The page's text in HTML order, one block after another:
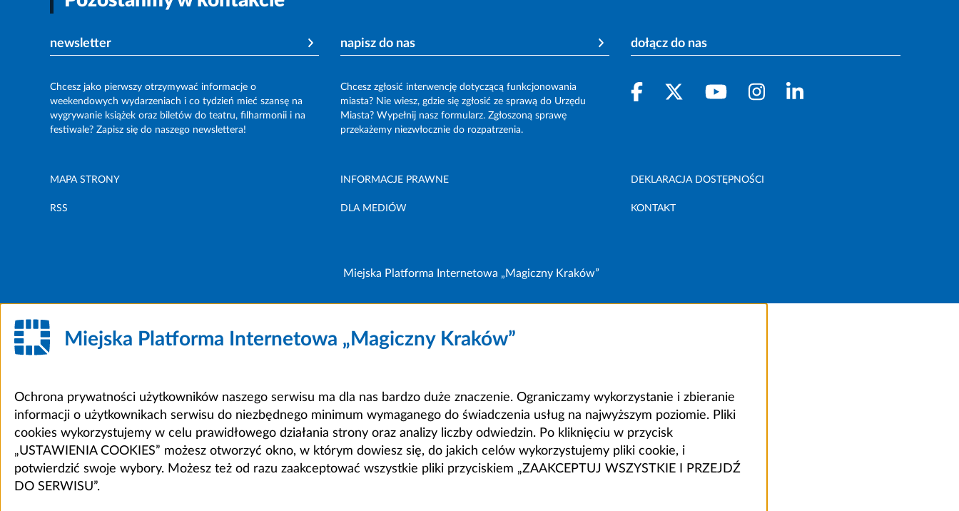
newsletter
Chcesz jako pierwszy otrzymywać informacje o
weekendowych wydarzeniach i co tydzień mieć szansę na
wygrywanie książek oraz biletów do teatru, filharmonii i na
festiwale? Zapisz się do naszego newslettera!
napisz do nas
Chcesz zgłosić interwencję dotyczącą funkcjonowania
miasta? Nie wiesz, gdzie się zgłosić ze sprawą do Urzędu
Miasta? Wypełnij nasz formularz. Zgłoszoną sprawę
przekażemy niezwłocznie do rozpatrzenia.
dołącz do nas
MAPA STRONY INFORMACJE PRAWNE DEKLARACJA DOSTĘPNOŚCI
RSS DLA MEDIÓW KONTAKT
Miejska Platforma Internetowa „Magiczny Kraków”
Miejska Platforma Internetowa „Magiczny Kraków”
Ochrona prywatności użytkowników naszego serwisu ma dla nas bardzo duże znaczenie. Ograniczamy wykorzystanie i zbieranie
informacji o użytkownikach serwisu do niezbędnego minimum wymaganego do świadczenia usług na najwyższym poziomie. Pliki
cookies wykorzystujemy w celu prawidłowego działania strony oraz analizy liczby odwiedzin. Po kliknięciu w przycisk
„USTAWIENIA COOKIES” możesz otworzyć okno, w którym dowiesz się, do jakich celów wykorzystujemy pliki cookie, i
potwierdzić swoje wybory. Możesz też od razu zaakceptować wszystkie pliki przyciskiem „ZAAKCEPTUJ WSZYSTKIE I PRZEJDŹ
DO SERWISU”.